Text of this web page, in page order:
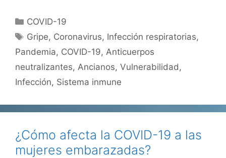
Categorías
COVID-19
Etiquetas
Gripe, Coronavirus, Infección respiratorias,
Pandemia, COVID-19, Anticuerpos
neutralizantes, Ancianos, Vulnerabilidad,
Infección, Sistema inmune
¿Cómo afecta la COVID-19 a las
mujeres embarazadas?